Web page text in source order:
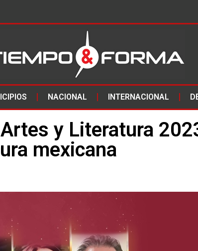
NACIONAL INTERNACIONAL
y Literatura
mexicana